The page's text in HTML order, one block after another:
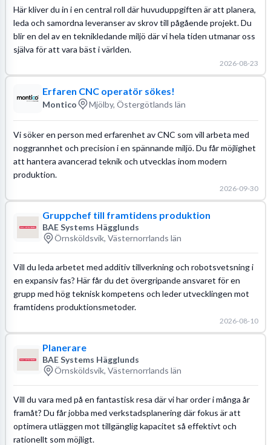
Här kliver du in i en central roll där huvuduppgiften är att planera,
leda och samordna leveranser av skrov till pågående projekt. Du
blir en del av en teknikledande miljö där vi hela tiden utmanar oss
själva för att vara bäst i världen.
2026-08-23
Erfaren CNC operatör sökes!
Montico Mjölby, Östergötlands län
Vi söker en person med erfarenhet av CNC som vill arbeta med
noggrannhet och precision i en spännande miljö. Du får möjlighet
att hantera avancerad teknik och utvecklas inom modern
produktion.
2026-09-30
Gruppchef till framtidens produktion
BAE Systems Hägglunds
Örnsköldsvik, Västernorrlands län
Vill du leda arbetet med additiv tillverkning och robotsvetsning i
en expansiv fas? Här får du det övergripande ansvaret för en
grupp med hög teknisk kompetens och leder utvecklingen mot
framtidens produktionsmetoder.
2026-08-10
Planerare
BAE Systems Hägglunds
Örnsköldsvik, Västernorrlands län
Vill du vara med på en fantastisk resa där vi har order i många år
framåt? Du får jobba med verkstadsplanering där fokus är att
optimera utläggen mot tillgänglig kapacitet så effektivt och
rationellt som möjligt.